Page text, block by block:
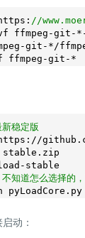
//
ffmpeg-git-
git-* /
稳定版
stable.zip
知道怎么选择的
pyLoadCore.py
动：